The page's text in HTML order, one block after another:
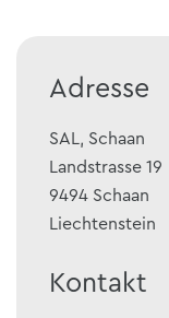
Adresse
SAL, Schaan
Landstrasse 19
9494 Schaan
Liechtenstein
Kontakt